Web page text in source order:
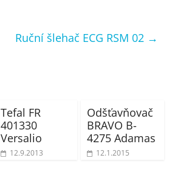
Ruční šlehač ECG RSM 02 →
Tefal FR
401330
Versalio
12.9.2013
Odšťavňovač
BRAVO B-
4275 Adamas
12.1.2015